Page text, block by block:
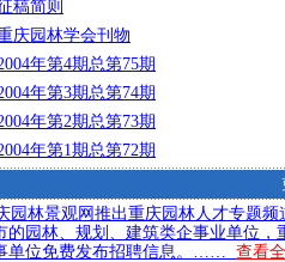
稿简则
庆园林学会刊物
年第4期总第75期
年第3期总第74期
年第2期总第73期
年第1期总第72期
园林景观网推出重庆园林人才专题频
的园林、规划、建筑类企事业单位，
单位免费发布招聘信息。…… 查看